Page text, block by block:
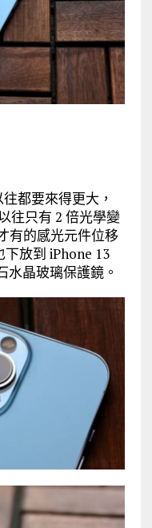
都要來得更大，
往只有 2 倍光學變
有的感光元件位移
放到 iPhone 13
水晶玻璃保護鏡。